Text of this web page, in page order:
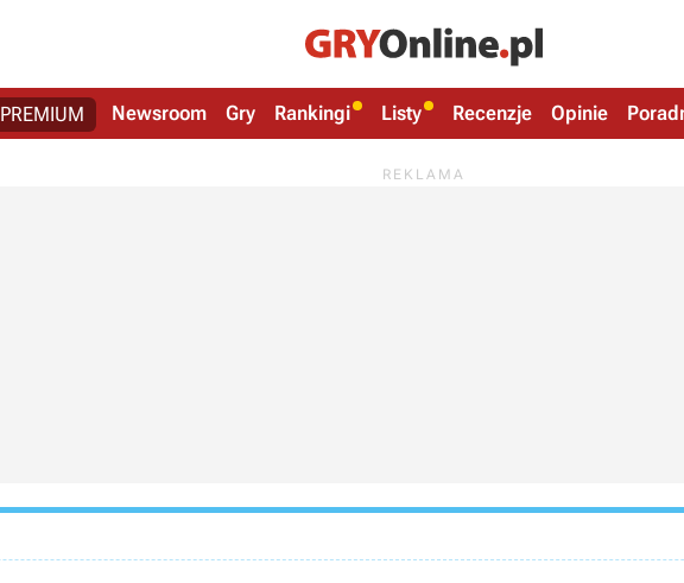
PREMIUM Newsroom Gry Rankingi Listy Recenzje Opinie